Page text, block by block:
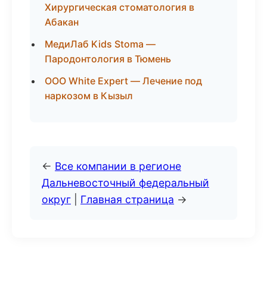
Хирургическая стоматология в
Абакан
МедиЛаб Kids Stoma —
Пародонтология в Тюмень
ООО White Expert — Лечение под
наркозом в Кызыл
← Все компании в регионе
Дальневосточный федеральный
округ
Главная страница →